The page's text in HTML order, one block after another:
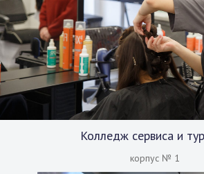
Колледж сервиса и
корпус № 1